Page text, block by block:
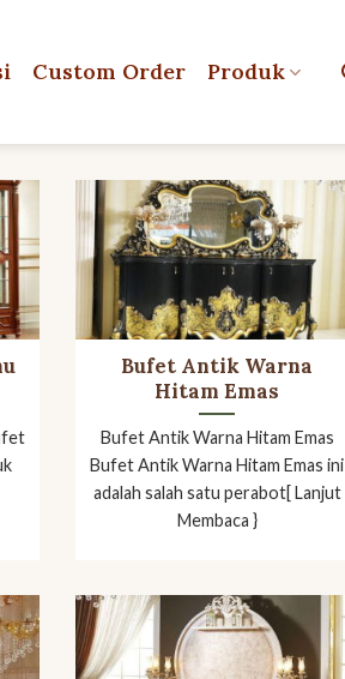
Custom Order Produk
Bufet Antik Warna
Hitam Emas
Bufet Antik Warna Hitam Emas
Bufet Antik Warna Hitam Emas ini
adalah salah satu perabot[ Lanjut
Membaca }